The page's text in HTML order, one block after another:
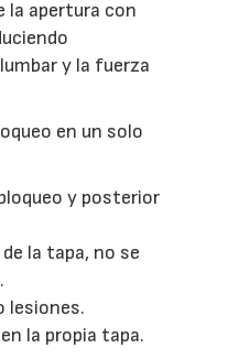
la apertura con
y la fuerza
en un solo
y posterior
la tapa, no se
lesiones.
la propia tapa.